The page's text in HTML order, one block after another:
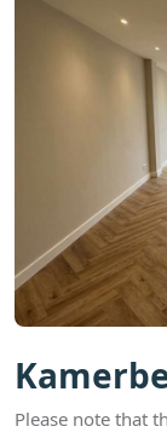
Please note that